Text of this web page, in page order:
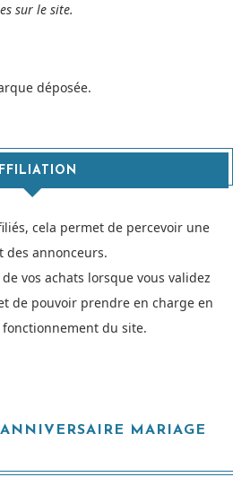
sur le site.
déposée.
cela permet de percevoir une
des annonceurs.
vos achats lorsque vous validez
de pouvoir prendre en charge en
du site.
MARIAGE